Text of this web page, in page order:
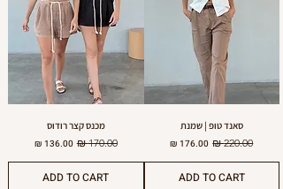
סאנד טופ | שמנת
מחיר רגיל‏220.00 ‏₪ מחיר מבצע
ADD TO CART
מכנס קצר רודוס
מחיר רגיל‏170.00 ‏₪ מחיר מבצע‏136.00 ‏₪
ADD TO CART